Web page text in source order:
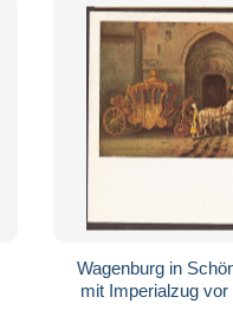
Wagenburg in
mit Imperialzug